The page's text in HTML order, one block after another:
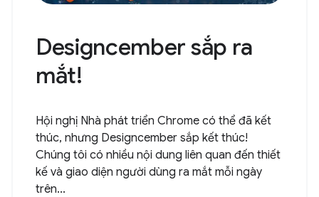
Designcember sắp ra
mắt!
Hội nghị Nhà phát triển Chrome có thể đã kết
thúc, nhưng Designcember sắp kết thúc!
Chúng tôi có nhiều nội dung liên quan đến thiết
kế và giao diện người dùng ra mắt mỗi ngày
trên...